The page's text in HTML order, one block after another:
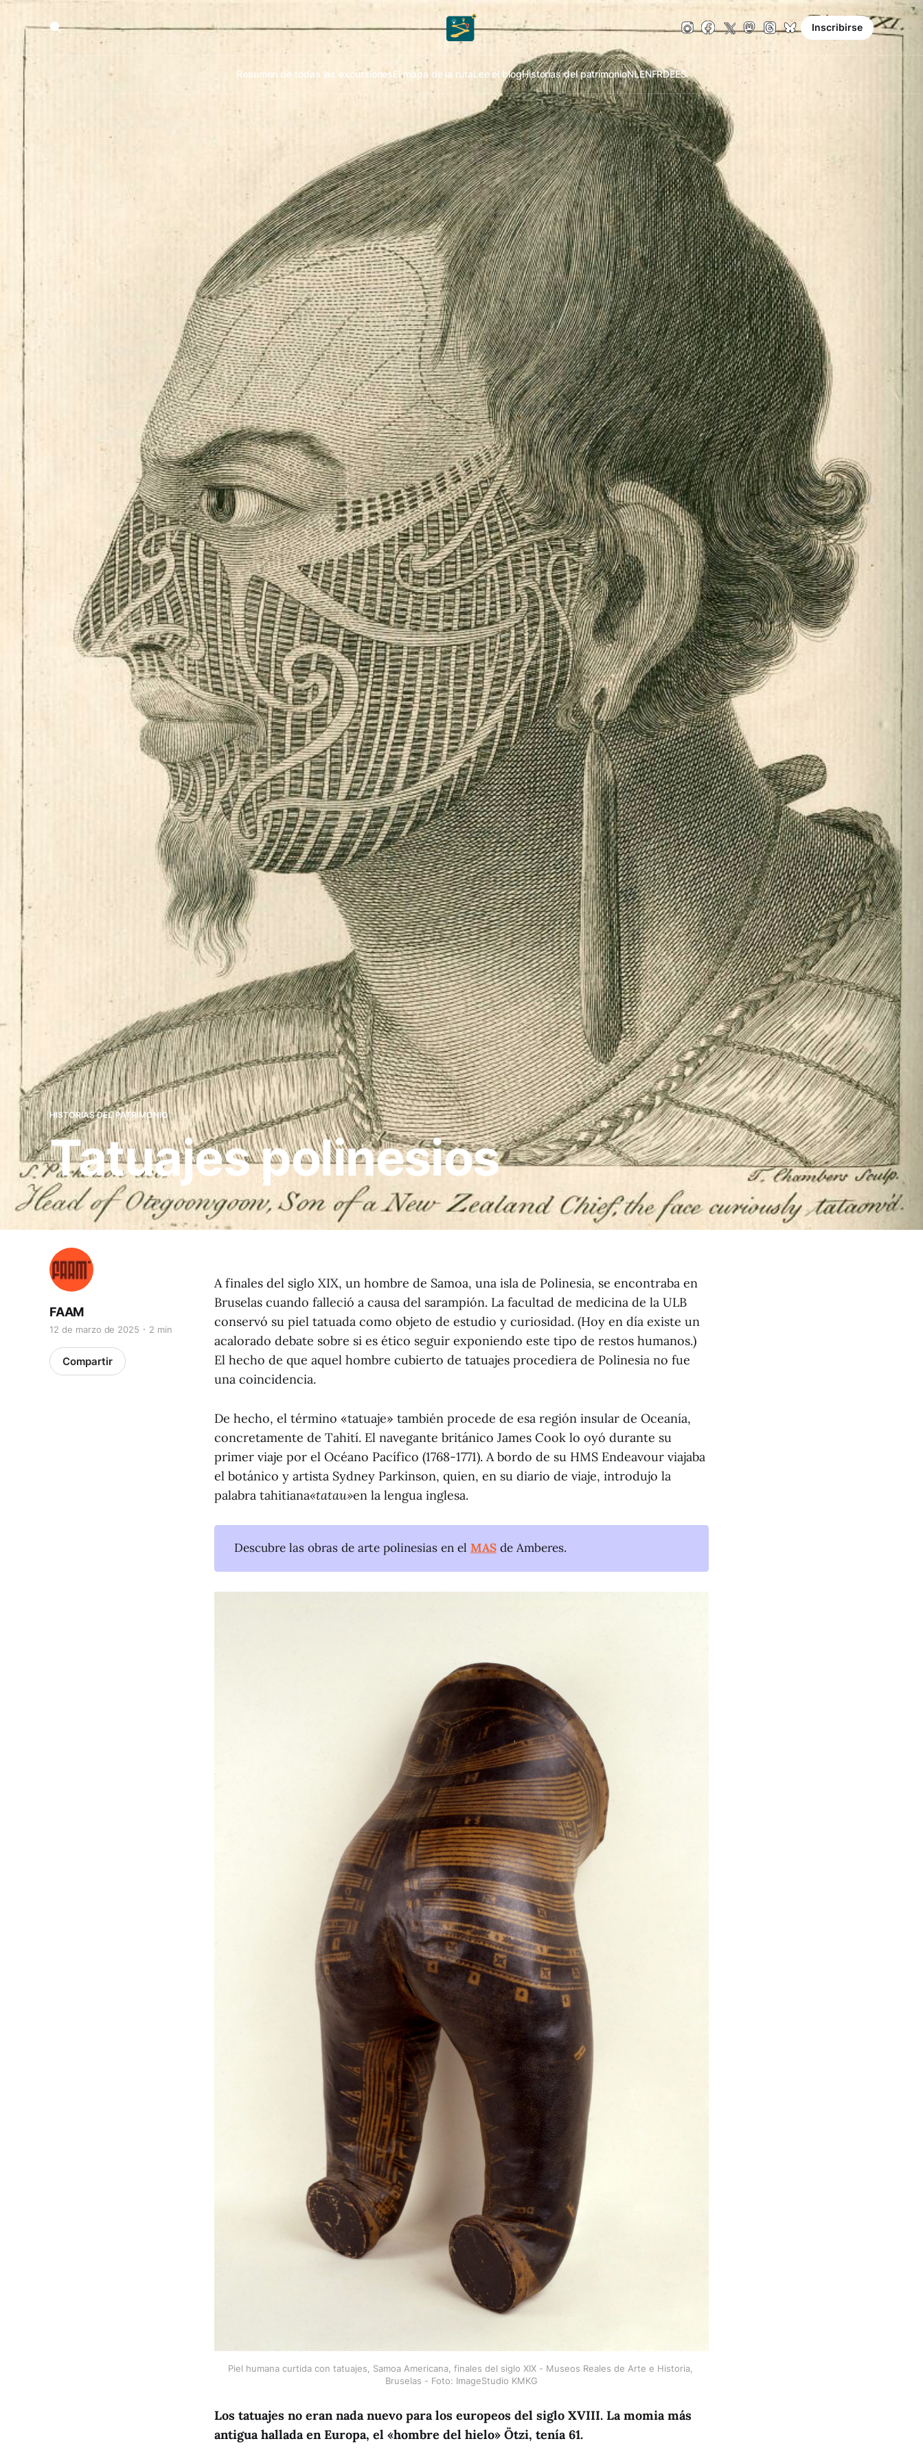
Resumen de todas las excursionesEl mapa de la rutaLee el blogHistorias del patrimonioNLENFRDEES
Inscribirse
HISTORIAS DEL PATRIMONIO
Tatuajes polinesios
FAAM
12 de marzo de 2025 2 min
Compartir
A finales del siglo XIX, un hombre de Samoa, una isla de Polinesia, se encontraba en
Bruselas cuando falleció a causa del sarampión. La facultad de medicina de la ULB
conservó su piel tatuada como objeto de estudio y curiosidad. (Hoy en día existe un
acalorado debate sobre si es ético seguir exponiendo este tipo de restos humanos.)
El hecho de que aquel hombre cubierto de tatuajes procediera de Polinesia no fue
una coincidencia.
De hecho, el término «tatuaje» también procede de esa región insular de Oceanía,
concretamente de Tahití. El navegante británico James Cook lo oyó durante su
primer viaje por el Océano Pacífico (1768-1771). A bordo de su HMS Endeavour viajaba
el botánico y artista Sydney Parkinson, quien, en su diario de viaje, introdujo la
palabra tahitiana«tatau»en la lengua inglesa.
Descubre las obras de arte polinesias en el MASde Amberes.
Piel humana curtida con tatuajes, Samoa Americana, finales del siglo XIX - Museos Reales de Arte e Historia,
Bruselas - Foto: ImageStudio KMKG
Los tatuajes no eran nada nuevo para los europeos del siglo XVIII. La momia más
antigua hallada en Europa, el «hombre del hielo» Ötzi, tenía 61.